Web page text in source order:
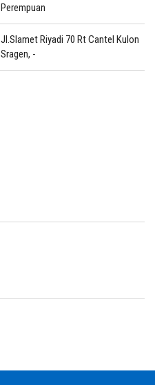
Perempuan
Jl.Slamet Riyadi 70 Rt Cantel Kulon
Sragen, -